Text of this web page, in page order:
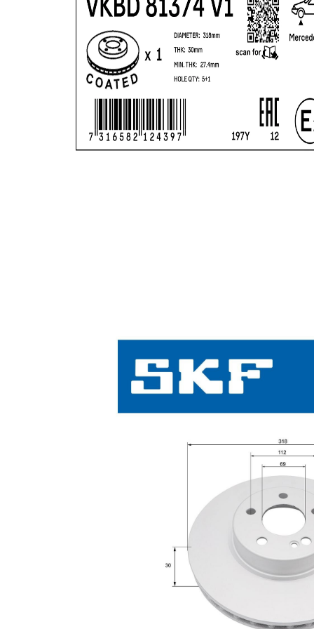
kotouče
Minimální
tloušťka
Vnější
průměr
318 mm
Počet děr
Centrovací
průměr
69 mm
vyvrt Ø 2